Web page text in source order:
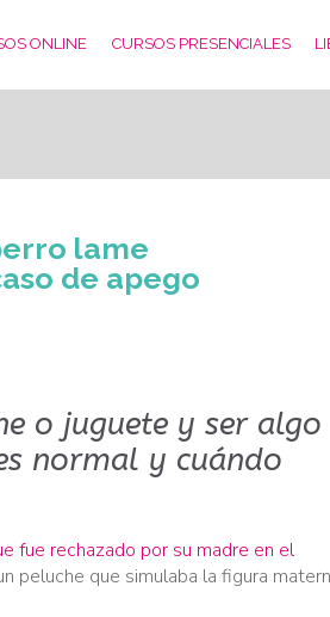
ONLINE CURSOS PRESENCIALES
lame
de apego
o juguete y ser algo
normal y cuándo
fue rechazado por su madre en el
peluche que simulaba la figura